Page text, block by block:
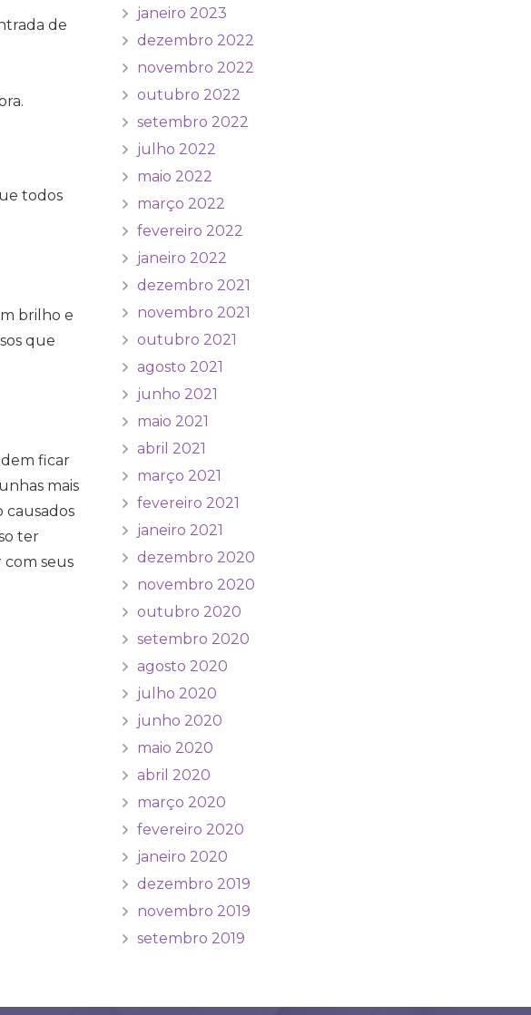
de
todos
brilho e
que
ficar
mais
causados
ter
com seus
janeiro 2023
dezembro 2022
novembro 2022
outubro 2022
setembro 2022
julho 2022
maio 2022
março 2022
fevereiro 2022
janeiro 2022
dezembro 2021
novembro 2021
outubro 2021
agosto 2021
junho 2021
maio 2021
abril 2021
março 2021
fevereiro 2021
janeiro 2021
dezembro 2020
novembro 2020
outubro 2020
setembro 2020
agosto 2020
julho 2020
junho 2020
maio 2020
abril 2020
março 2020
fevereiro 2020
janeiro 2020
dezembro 2019
novembro 2019
setembro 2019